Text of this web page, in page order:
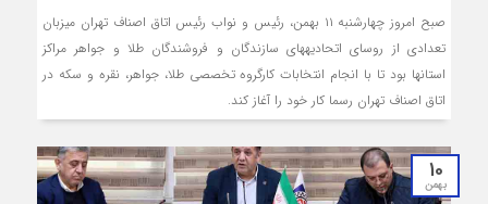
صبح امروز چهارشنبه ۱۱ بهمن، رئیس و نواب رئیس اتاق اصناف تهران میزبان
تعدادی از روسای اتحادیههای سازندگان و فروشندگان طلا و جواهر مراکز
استانها بود تا با انجام انتخابات کارگروه تخصصی طلا، جواهر، نقره و سکه در
اتاق اصناف تهران رسما کار خود را آغاز کند.
10
بهمن